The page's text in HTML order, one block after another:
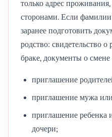
только адрес
сторонами. Если
заранее подготовить
родство: свидетельство
браке, документы о
приглашение
приглашение мужа
приглашение ребенка
дочери;